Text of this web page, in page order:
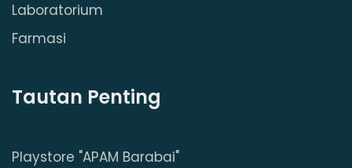
Laboratorium
Farmasi
Tautan Penting
Playstore "APAM Barabai"